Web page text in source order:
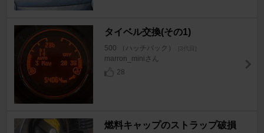
タイベル交換(その1)
500 （ハッチバック） [3代目]
marron_miniさん
28
燃料キャップのストラップ破損